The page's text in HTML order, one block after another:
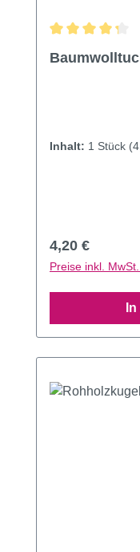
Inhalt: 1 Stück
Regulärer
4,20 €
Preise inkl.